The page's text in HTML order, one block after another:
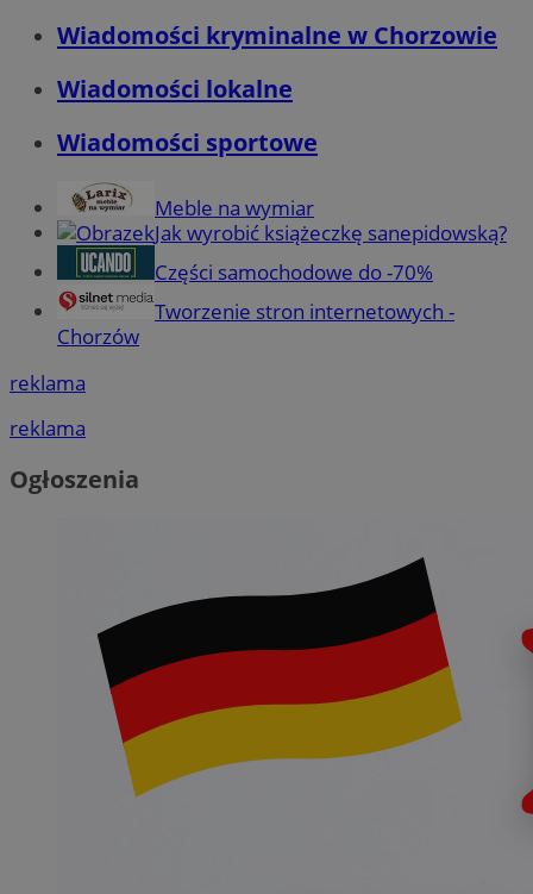
Wiadomości kryminalne w Chorzowie
Wiadomości lokalne
Wiadomości sportowe
Meble na wymiar
Jak wyrobić książeczkę sanepidowską?
Części samochodowe do -70%
Tworzenie stron internetowych -
Chorzów
reklama
reklama
Ogłoszenia